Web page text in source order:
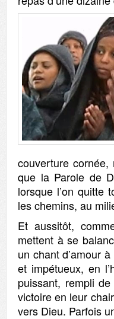
couverture
que la Parole de
lorsque l’on
les chemins, au
Et aussitôt,
mettent à se
un chant d’amour
et impétueux, en
puissant, rempli
victoire en leur
vers Dieu. Parfois